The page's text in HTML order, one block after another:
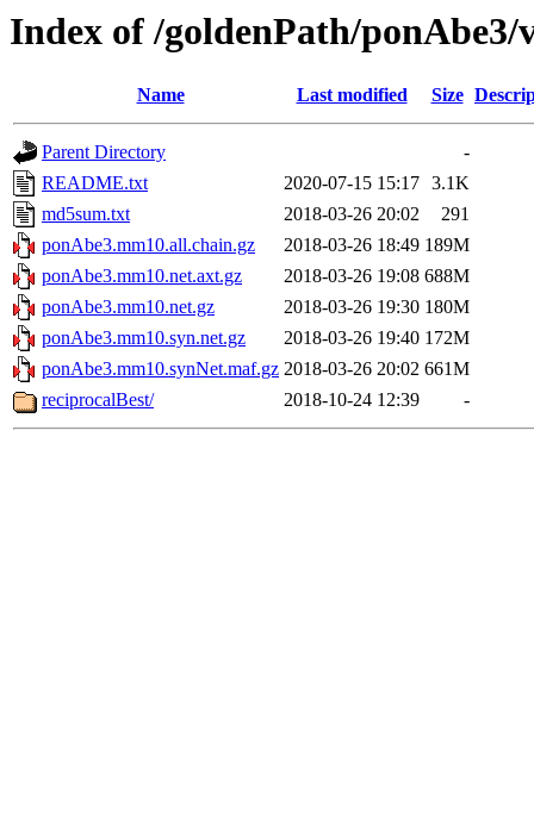
Index of /goldenPath/ponAbe3/
Name Last modified Size
Parent Directory
-
README.txt
2020-07-15 15:17 3.1K
md5sum.txt
2018-03-26 20:02
291
ponAbe3.mm10.all.chain.gz
2018-03-26 18:49 189M
ponAbe3.mm10.net.axt.gz
2018-03-26 19:08 688M
ponAbe3.mm10.net.gz
2018-03-26 19:30 180M
ponAbe3.mm10.syn.net.gz
2018-03-26 19:40 172M
ponAbe3.mm10.synNet.maf.gz 2018-03-26 20:02 661M
reciprocalBest/
2018-10-24 12:39 -